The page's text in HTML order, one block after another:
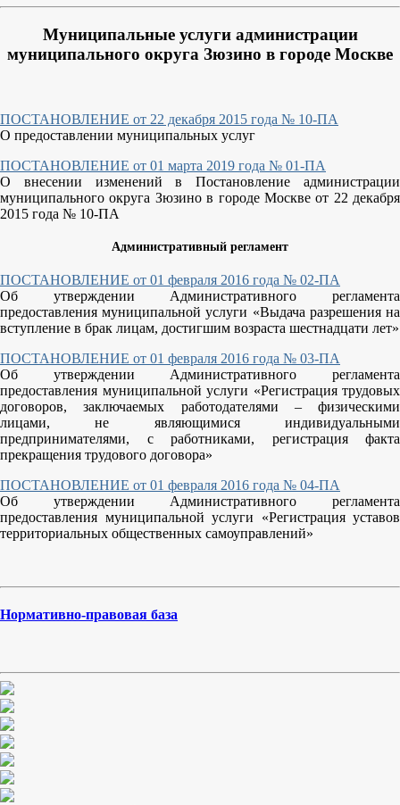
Муниципальные услуги администрации
муниципального округа Зюзино в городе Москве
ПОСТАНОВЛЕНИЕ от 22 декабря 2015 года № 10-ПА
О предоставлении муниципальных услуг
ПОСТАНОВЛЕНИЕ от 01 марта 2019 года № 01-ПА
О внесении изменений в Постановление администрации
муниципального округа Зюзино в городе Москве от 22 декабря
2015 года № 10-ПА
Административный регламент
ПОСТАНОВЛЕНИЕ от 01 февраля 2016 года № 02-ПА
Об утверждении Административного регламента
предоставления муниципальной услуги «Выдача разрешения на
вступление в брак лицам, достигшим возраста шестнадцати лет»
ПОСТАНОВЛЕНИЕ от 01 февраля 2016 года № 03-ПА
Об утверждении Административного регламента
предоставления муниципальной услуги «Регистрация трудовых
договоров, заключаемых работодателями – физическими
лицами, не являющимися индивидуальными
предпринимателями, с работниками, регистрация факта
прекращения трудового договора»
ПОСТАНОВЛЕНИЕ от 01 февраля 2016 года № 04-ПА
Об утверждении Административного регламента
предоставления муниципальной услуги «Регистрация уставов
территориальных общественных самоуправлений»
Нормативно-правовая база